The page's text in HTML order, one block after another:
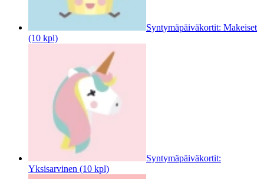
Syntymäpäiväkortit: Makeiset
(10 kpl)
Syntymäpäiväkortit:
Yksisarvinen (10 kpl)